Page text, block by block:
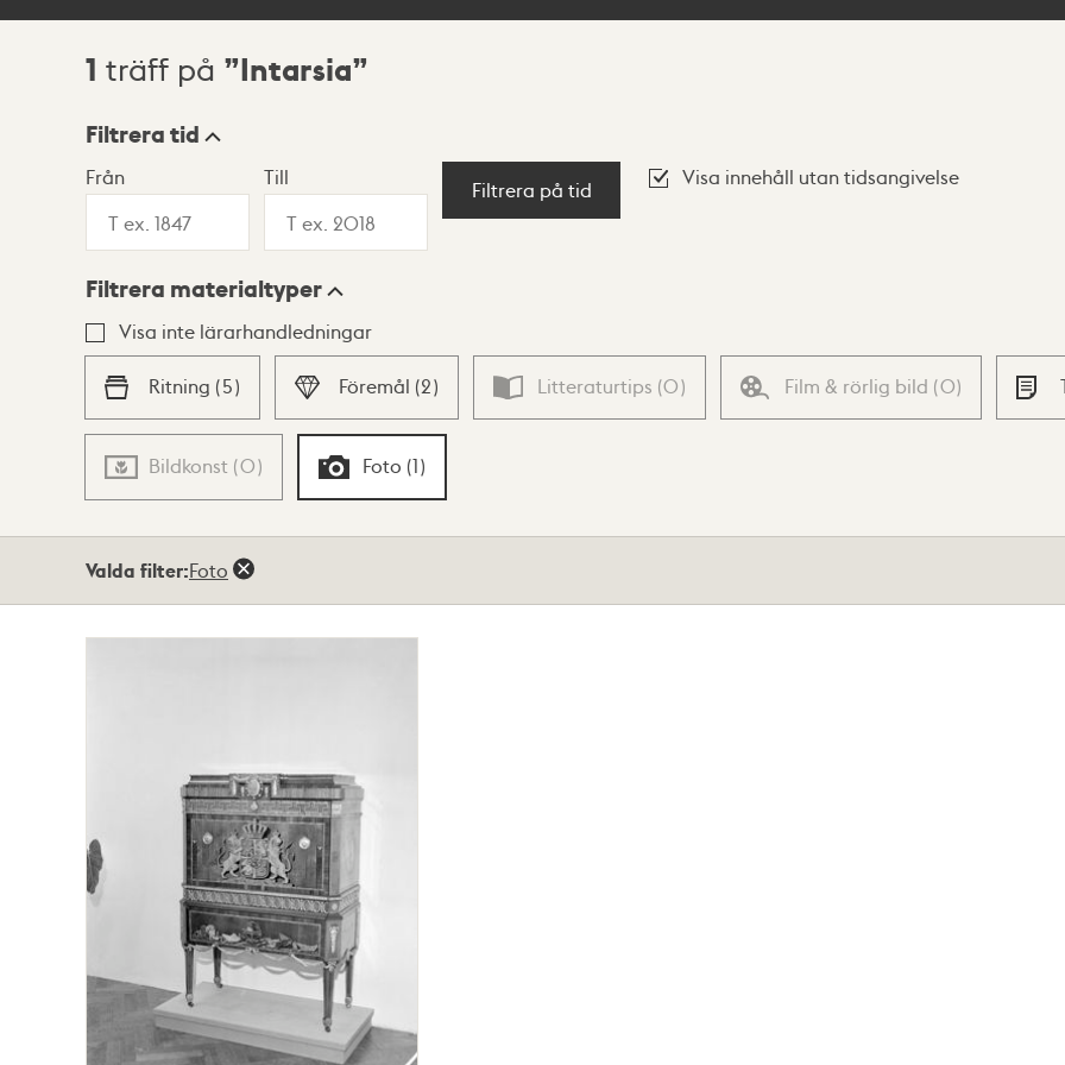
Sökresultat
1 träff på Intarsia
Visningsläge
Lista Karta
Filtrera tid
Från Till
Filtrera på tid
Visa innehåll utan tidsangivelse
Filtrera materialtyper
Visa inte lärarhandledningar
Ritning (5) Föremål (2) Litteraturtips (0) Film & rörlig bild (0)
Bildkonst (0) Foto (1)
Valda filter:Foto